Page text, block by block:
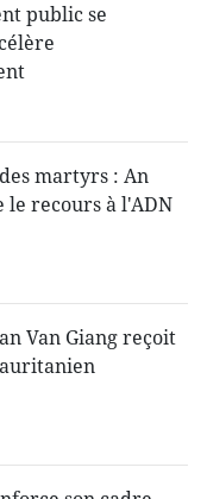
public se
martyrs : An
le recours à l'ADN
Van Giang reçoit